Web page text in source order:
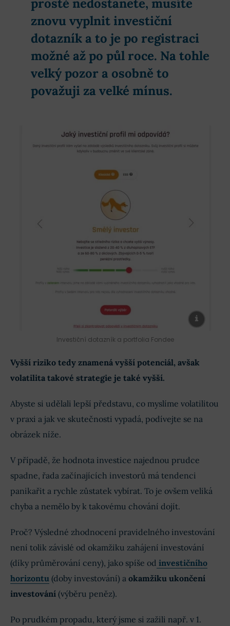
prostě nedostanete, musíte
znovu vyplnit investiční
dotazník a to je po registraci
možné až po půl roce. Na tohle
velký pozor a osobně to
považuji za velké mínus.
Investiční dotazník a portfolia Fondee
Vyšší riziko tedy znamená vyšší potenciál, avšak
volatilita takové strategie je také vyšší.
Abyste si udělali lepší představu, co myslíme volatilitou
v praxi a jak ve skutečnosti vypadá, podívejte se na
obrázek níže.
V případě, že hodnota investice najednou prudce
spadne, řada začínajících investorů má tendenci
panikařit a rychle zůstatek vybírat. To je ovšem veliká
chyba a nemělo by k takovému chování dojít.
Proč? Výsledné zhodnocení pravidelného investování
není tolik závislé od okamžiku zahájení investování
(díky průměrování ceny), jako spíše od investičního
horizontu (doby investování) a okamžiku ukončení
investování (výběru peněz).
Po prudkém propadu, který jsme si zažili např. v 1.